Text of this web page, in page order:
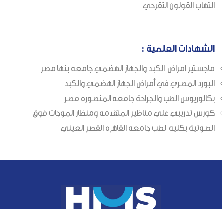
التهاب القولون التقرحي
الشهادات العلمية :
ماجستير امراض الكبد والجهاز الهضمي جامعه بنها مصر
البورد المصري في أمراض الجهاز الهضمي والكبد
بكالوريوس الطب والجراحة جامعه المنصوره مصر
كورس تدريبي علي مناظير المتقدمه ومنظار الموجات فوق
الصوتية بكليه الطب جامعه القاهره القصر العيني